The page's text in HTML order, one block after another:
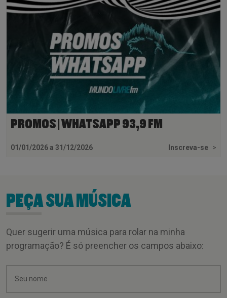
PROMOS | WHATSAPP 93,9 FM
01/01/2026 a 31/12/2026 Inscreva-se >
PEÇA SUA MÚSICA
Quer sugerir uma música para rolar na minha
programação? É só preencher os campos abaixo: